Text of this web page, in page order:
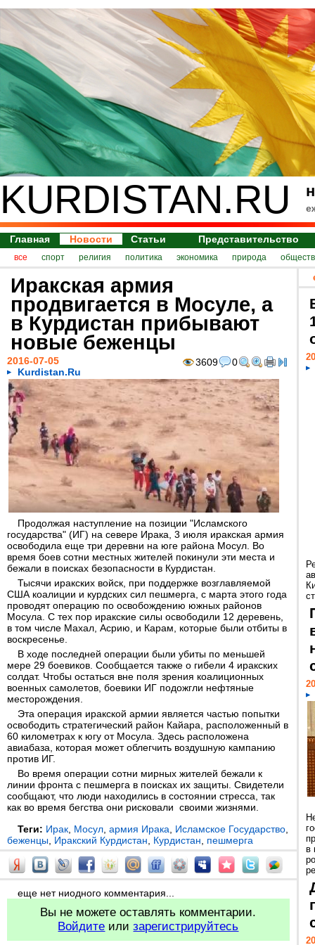
KURDISTAN.RU
Главная Новости Статьи Представительство
все спорт религия политика экономика природа
Иракская армия
продвигается в Мосуле, а
в Курдистан прибывают
новые беженцы
3609 0
2016-07-05
Kurdistan.Ru
Продолжая наступление на позиции "Исламского
государства" (ИГ) на севере Ирака, 3 июля иракская армия
освободила еще три деревни на юге района Мосул. Во
время боев сотни местных жителей покинули эти места и
бежали в поисках безопасности в Курдистан.
Тысячи иракских войск, при поддержке возглавляемой
США коалиции и курдских сил пешмерга, с марта этого года
проводят операцию по освобождению южных районов
Мосула. С тех пор иракские силы освободили 12 деревень,
в том числе Махал, Асрию, и Карам, которые были отбиты в
воскресенье.
В ходе последней операции были убиты по меньшей
мере 29 боевиков. Сообщается также о гибели 4 иракских
солдат. Чтобы остаться вне поля зрения коалиционных
военных самолетов, боевики ИГ подожгли нефтяные
месторождения.
Эта операция иракской армии является частью попытки
освободить стратегический район Кайара, расположенный в
60 километрах к югу от Мосула. Здесь расположена
авиабаза, которая может облегчить воздушную кампанию
против ИГ.
Во время операции сотни мирных жителей бежали к
линии фронта с пешмерга в поисках их защиты. Свидетели
сообщают, что люди находились в состоянии стресса, так
как во время бегства они рисковали своими жизнями.
Теги: Ирак Мосул армия Ирака Исламское Государство
беженцы Иракский Курдистан Курдистан пешмерга
еще нет ниодного комментария...
Вы не можете оставлять комментарии.
Войдите илизарегистрируйтесь
в